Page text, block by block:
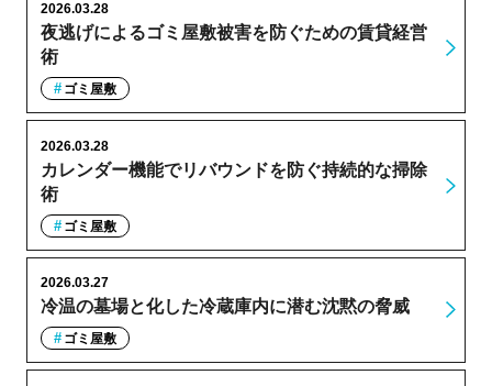
夜逃げによるゴミ屋敷被害を防ぐための賃貸経営
術
2026.03.28
ゴミ屋敷
カレンダー機能でリバウンドを防ぐ持続的な掃除
術
2026.03.28
ゴミ屋敷
冷温の墓場と化した冷蔵庫内に潜む沈黙の脅威
2026.03.27
ゴミ屋敷